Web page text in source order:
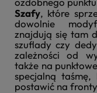
Szafy, które
dowolnie
znajdują się tam
szuflady czy
zależności od
także na
specjalną taśmę,
postawić na